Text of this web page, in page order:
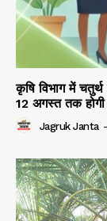
कृषि विभाग में
12 अगस्त तक
Jagruk Janta -